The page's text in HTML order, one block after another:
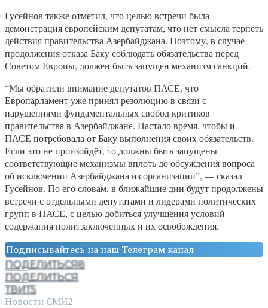
Гусейнов также отметил, что целью встречи была
демонстрация европейским депутатам, что нет смысла терпеть
действия правительства Азербайджана. Поэтому, в случае
продолжения отказа Баку соблюдать обязательства перед
Советом Европы, должен быть запущен механизм санкций.
“Мы обратили внимание депутатов ПАСЕ, что
Европарламент уже принял резолюцию в связи с
нарушениями фундаментальных свобод критиков
правительства в Азербайджане. Настало время, чтобы и
ПАСЕ потребовала от Баку выполнения своих обязательств.
Если это не произойдёт, то должны быть запущены
соответствующие механизмы вплоть до обсуждения вопроса
об исключении Азербайджана из организации”, — сказал
Гусейнов. По его словам, в ближайшие дни будут продолжены
встречи с отдельными депутатами и лидерами политических
групп в ПАСЕ, с целью добиться улучшения условий
содержания политзаключенных и их освобождения.
Подписывайтесь на наш Телеграм канал
ПОДЕЛИТЬСЯ8
ПОДЕЛИТЬСЯ
ТВИТ5
Новости СМИ2